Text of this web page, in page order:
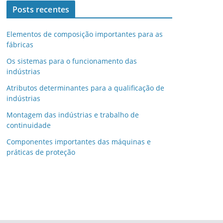
Posts recentes
Elementos de composição importantes para as
fábricas
Os sistemas para o funcionamento das
indústrias
Atributos determinantes para a qualificação de
indústrias
Montagem das indústrias e trabalho de
continuidade
Componentes importantes das máquinas e
práticas de proteção